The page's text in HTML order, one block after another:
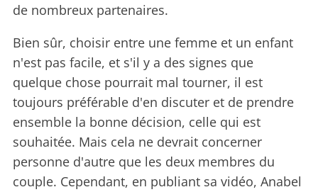
de nombreux partenaires.
Bien sûr, choisir entre une femme et un enfant
n'est pas facile, et s'il y a des signes que
quelque chose pourrait mal tourner, il est
toujours préférable d'en discuter et de prendre
ensemble la bonne décision, celle qui est
souhaitée. Mais cela ne devrait concerner
personne d'autre que les deux membres du
couple. Cependant, en publiant sa vidéo, Anabel